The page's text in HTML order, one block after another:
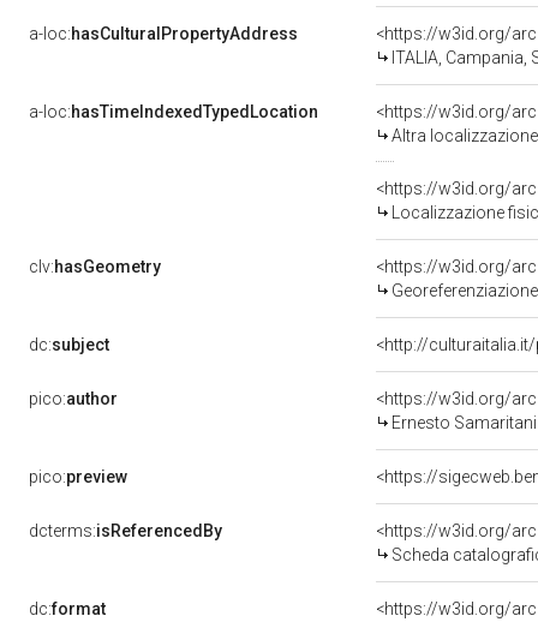
a-loc:hasCulturalPropertyAddress
<https://w3id.org/
ITALIA, Campania,
a-loc:hasTimeIndexedTypedLocation
<https://w3id.org/
Altra
<https://w3id.org/
Localizzazione
clv:hasGeometry
<https://w3id.org/
dc:subject <http://
pico:author
<https://w3id.org/
Ernesto Samaritani
pico:preview <https://
dcterms:isReferencedBy
<https://w3id.org/
Scheda
dc:format
<https://w3id.org/